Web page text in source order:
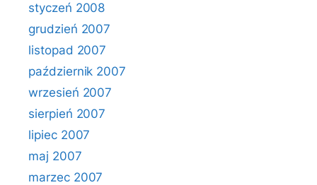
styczeń 2008
grudzień 2007
listopad 2007
październik 2007
wrzesień 2007
sierpień 2007
lipiec 2007
maj 2007
marzec 2007